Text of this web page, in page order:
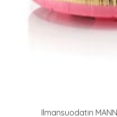
Ilmansuodatin